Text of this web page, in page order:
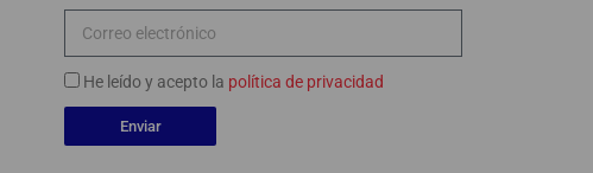
He leído y acepto la política de privacidad
Enviar